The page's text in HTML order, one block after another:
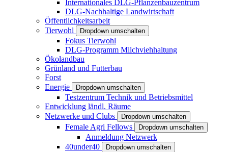
Internationales DLG-Pflanzenbauzentrum
DLG-Nachhaltige Landwirtschaft
Öffentlichkeitsarbeit
Tierwohl
Dropdown umschalten
Fokus Tierwohl
DLG-Programm Milchviehhaltung
Ökolandbau
Grünland und Futterbau
Forst
Energie
Dropdown umschalten
Testzentrum Technik und Betriebsmittel
Entwicklung ländl. Räume
Netzwerke und Clubs
Dropdown umschalten
Female Agri Fellows Dropdown umschalten
Anmeldung Netzwerk
40under40
Dropdown umschalten